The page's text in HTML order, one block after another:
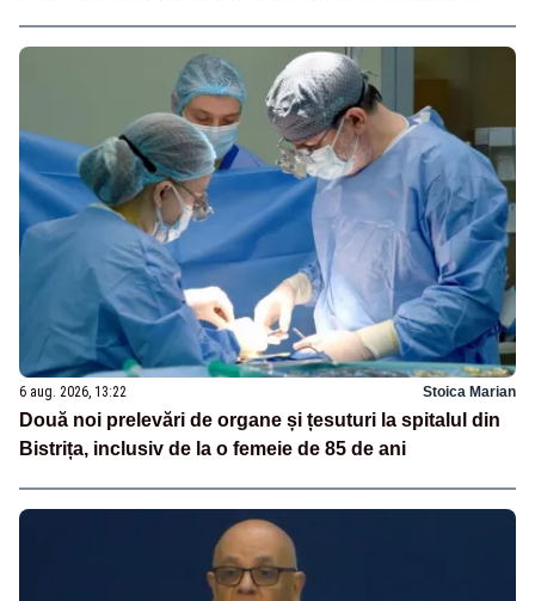
6 aug. 2026, 13:22 Stoica Marian
Două noi prelevări de organe și țesuturi la spitalul din
Bistrița, inclusiv de la o femeie de 85 de ani